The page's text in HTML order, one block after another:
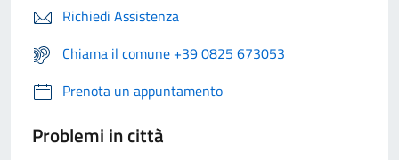
Richiedi Assistenza
Chiama il comune +39 0825 673053
Prenota un appuntamento
Problemi in città